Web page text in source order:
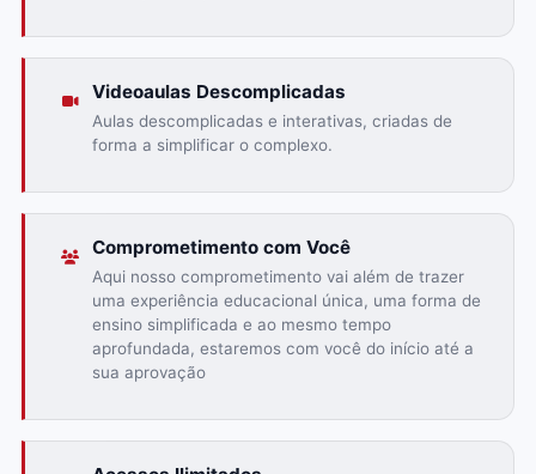
Videoaulas Descomplicadas
Aulas descomplicadas e interativas, criadas de
forma a simplificar o complexo.
Comprometimento com Você
Aqui nosso comprometimento vai além de trazer
uma experiência educacional única, uma forma de
ensino simplificada e ao mesmo tempo
aprofundada, estaremos com você do início até a
sua aprovação